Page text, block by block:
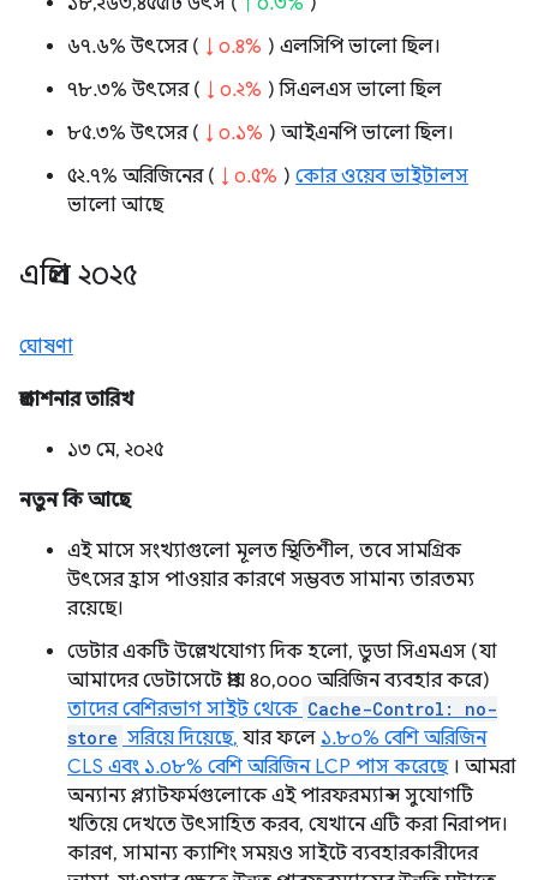
৬৭.৬% উৎসের ( ↓ ০.৪% ) এলসিপি ভালো ছিল।
৭৮.৩% উৎসের ( ↓ ০.২% ) সিএলএস ভালো ছিল
৮৫.৩% উৎসের ( ↓ ০.১% ) আইএনপি ভালো ছিল।
৫২.৭% অরিজিনের ( ↓ ০.৫% ) কোর ওয়েব ভাইটালস
ভালো আছে
এপ্রিল ২০২৫
ঘোষণা
প্রকাশনার তারিখ
১৩ মে, ২০২৫
নতুন কি আছে
এই মাসে সংখ্যাগুলো মূলত স্থিতিশীল, তবে সামগ্রিক
উৎসের হ্রাস পাওয়ার কারণে সম্ভবত সামান্য তারতম্য
রয়েছে।
ডেটার একটি উল্লেখযোগ্য দিক হলো, ডুডা সিএমএস (যা
আমাদের ডেটাসেটে প্রায় ৪০,০০০ অরিজিন ব্যবহার করে)
তাদের বেশিরভাগ সাইট থেকে Cache-Control: no-
store সরিয়ে দিয়েছে, যার ফলে ১.৮০% বেশি অরিজিন
CLS এবং ১.০৮% বেশি অরিজিন LCP পাস করেছে। আমরা
অন্যান্য প্ল্যাটফর্মগুলোকে এই পারফরম্যান্স সুযোগটি
খতিয়ে দেখতে উৎসাহিত করব, যেখানে এটি করা নিরাপদ।
কারণ, সামান্য ক্যাশিং সময়ও সাইটে ব্যবহারকারীদের